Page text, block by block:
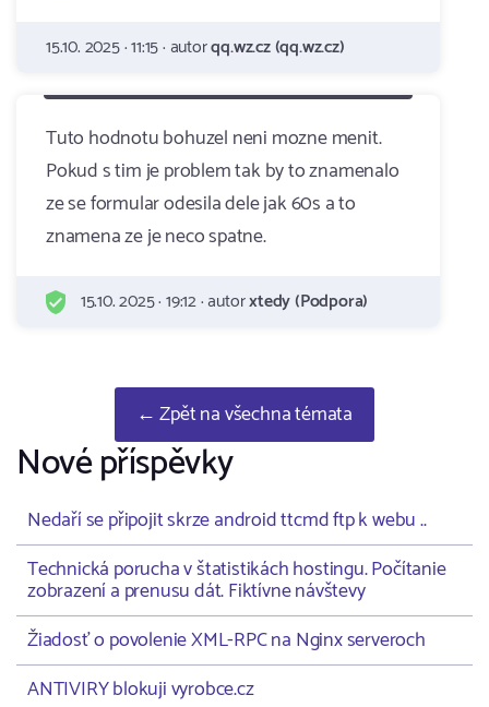
15.10. 2025 · 11:15 · autorqq.wz.cz (qq.wz.cz)
Tuto hodnotu bohuzel neni mozne menit.
Pokud s tim je problem tak by to znamenalo
ze se formular odesila dele jak 60s a to
znamena ze je neco spatne.
15.10. 2025 · 19:12 · autorxtedy (Podpora)
← Zpět na všechna témata
Nové příspěvky
Nedaří se připojit skrze android ttcmd ftp k webu ..
Technická porucha v štatistikách hostingu. Počítanie
zobrazení a prenusu dát. Fiktívne návštevy
Žiadosť o povolenie XML-RPC na Nginx serveroch
ANTIVIRY blokuji vyrobce.cz